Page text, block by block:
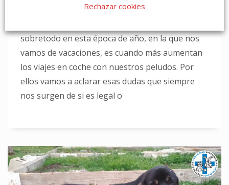
Somos muchos los que viajamos con nuestras
sobretodo en esta época de año, en la que nos
vamos de vacaciones, es cuando más aumentan
los viajes en coche con nuestros peludos. Por
ellos vamos a aclarar esas dudas que siempre
nos surgen de si es legal o
Rechazar cookies